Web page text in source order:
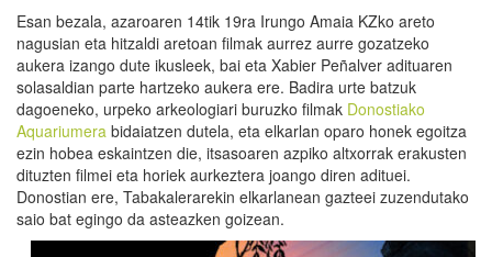
Esan bezala, azaroaren 14tik 19ra Irungo Amaia KZko areto
nagusian eta hitzaldi aretoan filmak aurrez aurre gozatzeko
aukera izango dute ikusleek, bai eta Xabier Peñalver adituaren
solasaldian parte hartzeko aukera ere. Badira urte batzuk
dagoeneko, urpeko arkeologiari buruzko filmak Donostiako
Aquariumera bidaiatzen dutela, eta elkarlan oparo honek egoitza
ezin hobea eskaintzen die, itsasoaren azpiko altxorrak erakusten
dituzten filmei eta horiek aurkeztera joango diren adituei.
Donostian ere, Tabakalerarekin elkarlanean gazteei zuzendutako
saio bat egingo da asteazken goizean.